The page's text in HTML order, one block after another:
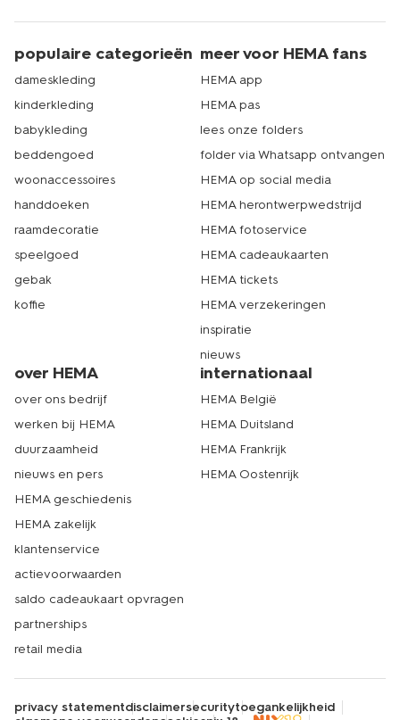
populaire categorieën
dameskleding
kinderkleding
babykleding
beddengoed
woonaccessoires
handdoeken
raamdecoratie
speelgoed
gebak
koffie
meer voor HEMA fans
HEMA app
HEMA pas
lees onze folders
folder via Whatsapp ontvangen
HEMA op social media
HEMA herontwerpwedstrijd
HEMA fotoservice
HEMA cadeaukaarten
HEMA tickets
HEMA verzekeringen
inspiratie
nieuws
over HEMA
over ons bedrijf
werken bij HEMA
duurzaamheid
nieuws en pers
HEMA geschiedenis
HEMA zakelijk
klantenservice
actievoorwaarden
saldo cadeaukaart opvragen
partnerships
retail media
internationaal
HEMA België
HEMA Duitsland
HEMA Frankrijk
HEMA Oostenrijk
privacy statementdisclaimersecuritytoegankelijkheid